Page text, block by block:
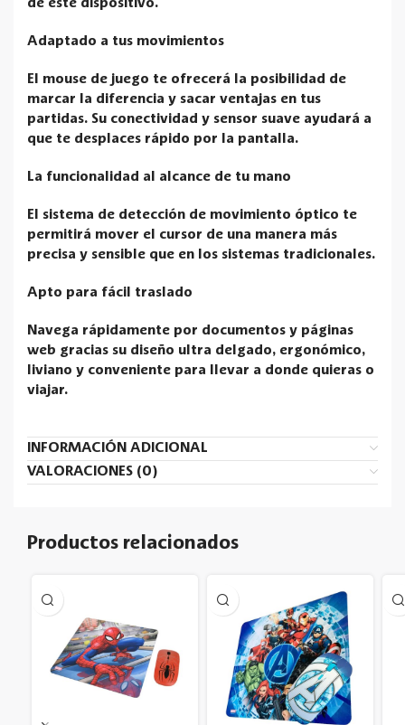
de este dispositivo.
Adaptado a tus movimientos
El mouse de juego te ofrecerá la posibilidad de
marcar la diferencia y sacar ventajas en tus
partidas. Su conectividad y sensor suave ayudará a
que te desplaces rápido por la pantalla.
La funcionalidad al alcance de tu mano
El sistema de detección de movimiento óptico te
permitirá mover el cursor de una manera más
precisa y sensible que en los sistemas tradicionales.
Apto para fácil traslado
Navega rápidamente por documentos y páginas
web gracias su diseño ultra delgado, ergonómico,
liviano y conveniente para llevar a donde quieras o
viajar.
INFORMACIÓN ADICIONAL
VALORACIONES (0)
Productos relacionados